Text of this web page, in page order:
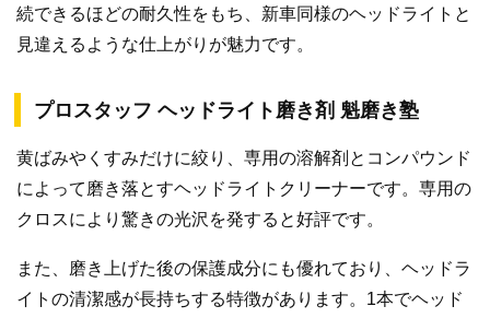
続できるほどの耐久性をもち、新車同様のヘッドライトと
見違えるような仕上がりが魅力です。
プロスタッフ ヘッドライト磨き剤 魁磨き塾
黄ばみやくすみだけに絞り、専用の溶解剤とコンパウンド
によって磨き落とすヘッドライトクリーナーです。専用の
クロスにより驚きの光沢を発すると好評です。
また、磨き上げた後の保護成分にも優れており、ヘッドラ
イトの清潔感が長持ちする特徴があります。1本でヘッド